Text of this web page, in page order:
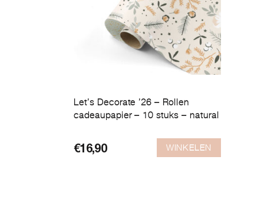
Let’s Decorate ’26 – Rollen
cadeaupapier – 10 stuks – natural
€16,90 WINKELEN